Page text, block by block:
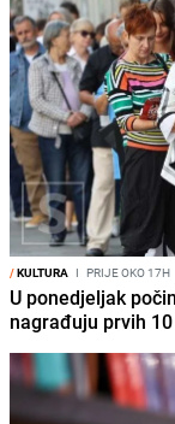
/KULTURA I PRIJE OKO 17H
U ponedjeljak
nagrađuju prvih